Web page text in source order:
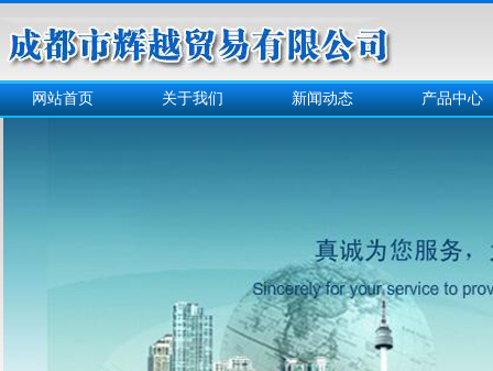
网站首页 关于我们 新闻动态 产品中心